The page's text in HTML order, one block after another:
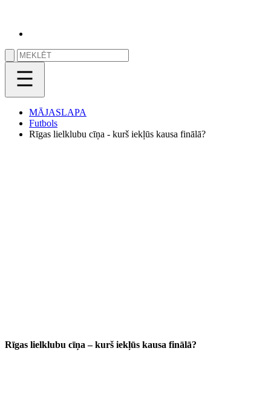
MĀJASLAPA
Futbols
Rīgas lielklubu cīņa - kurš iekļūs kausa finālā?
Rīgas lielklubu cīņa – kurš iekļūs kausa finālā?